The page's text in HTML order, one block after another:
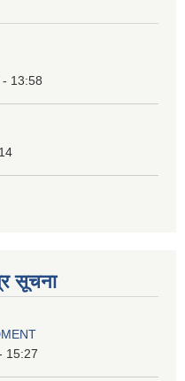
13:58
सूचना
15:27